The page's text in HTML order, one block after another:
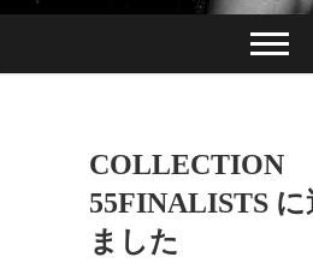
ブランチ
ー 嶋
COLLECTION
55FINALISTS
ました